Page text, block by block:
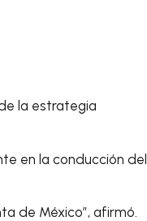
la estrategia
en la conducción del
de México”, afirmó.